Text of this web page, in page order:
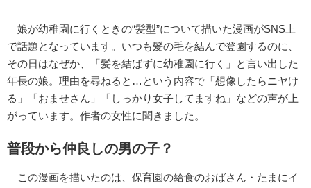
娘が幼稚園に行くときの“髪型”について描いた漫画がSNS上
で話題となっています。いつも髪の毛を結んで登園するのに、
その日はなぜか、「髪を結ばずに幼稚園に行く」と言い出した
年長の娘。理由を尋ねると…という内容で「想像したらニヤけ
る」「おませさん」「しっかり女子してますね」などの声が上
がっています。作者の女性に聞きました。
普段から仲良しの男の子？
この漫画を描いたのは、保育園の給食のおばさん・たまにイ